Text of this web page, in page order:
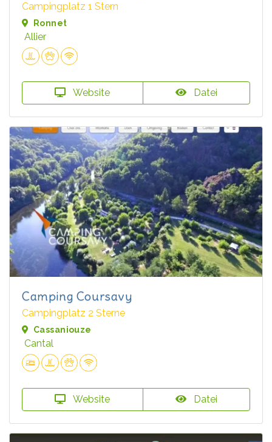
Campingplatz 1 Stern
Ronnet
Allier
Website Datei
Camping Coursavy
Campingplatz 2 Sterne
Cassaniouze
Cantal
Website Datei